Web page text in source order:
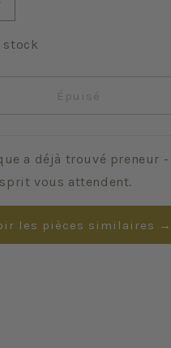
stock
Épuisé
a déjà trouvé preneur -
vous attendent.
les pièces similaires →